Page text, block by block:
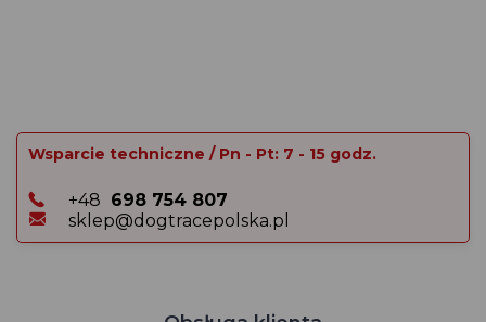
Wsparcie techniczne / Pn - Pt: 7 - 15 godz.
+48 698 754 807
sklep@dogtracepolska.pl